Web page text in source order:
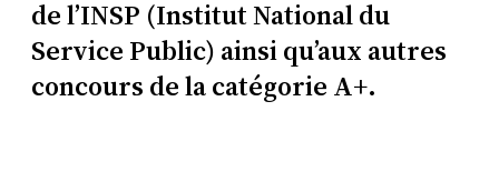
de l’INSP (Institut National du
Service Public) ainsi qu’aux autres
concours de la catégorie A+.